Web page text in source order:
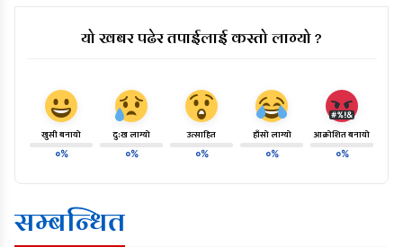
यो खबर पढेर तपाईलाई कस्तो लाग्यो ?
खुसी बनायो
०%
दु:ख लाग्यो
०%
उत्साहित
०%
हाँसो लाग्यो
०%
आक्रोशित बनायो
०%
सम्बन्धित